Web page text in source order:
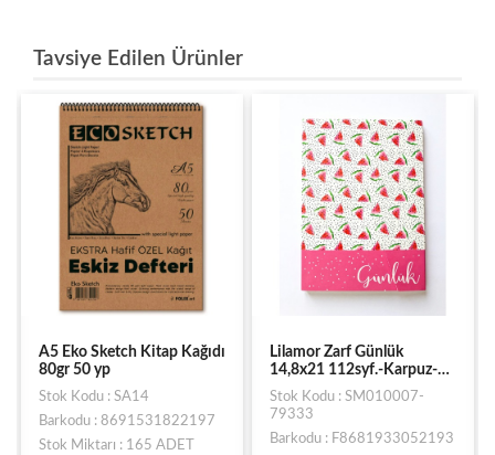
Tavsiye Edilen Ürünler
A5 Eko Sketch Kitap Kağıdı
80gr 50 yp
Stok Kodu : SA14
Barkodu : 8691531822197
Stok Miktarı : 165 ADET
Lilamor Zarf Günlük
14,8x21 112syf.-Karpuz-
GZFD-008
Stok Kodu : SM010007-
79333
Barkodu : F8681933052193